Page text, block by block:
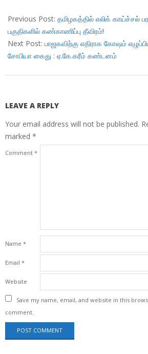
09-
04
Previous Post: தமிழகத்தில் எலிக் காய்ச்சல்
பகுதிகளில் கண்காணிப்பு தீவிரம்!
Next Post: பாஜகவிற்கு எதிராக கோஷம்
சோபியா கைது : ஏ.கே.கரீம் கண்டனம்
LEAVE A REPLY
Your email address will not be published.
marked *
Comment *
Name *
Email *
Website
Save my name, email, and website in this
comment.